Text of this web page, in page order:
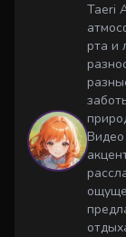
Taеri
рта и